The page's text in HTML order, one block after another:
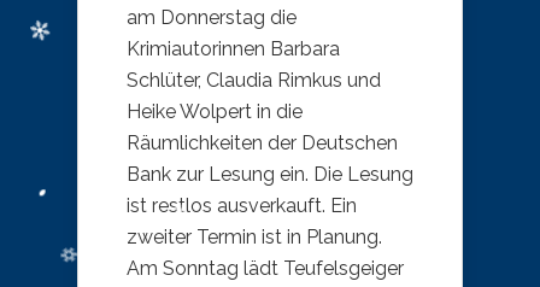
am Donnerstag die
Krimiautorinnen Barbara
Schlüter, Claudia Rimkus und
Heike Wolpert in die
Räumlichkeiten der Deutschen
Bank zur Lesung ein. Die Lesung
ist restlos ausverkauft. Ein
zweiter Termin ist in Planung.
Am Sonntag lädt Teufelsgeiger